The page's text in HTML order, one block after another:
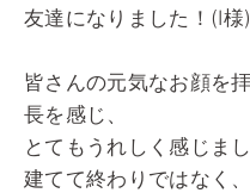
友達になりました！(I様)
皆さんの元気なお顔を
長を感じ、
とてもうれしく感じまし
建てて終わりではなく